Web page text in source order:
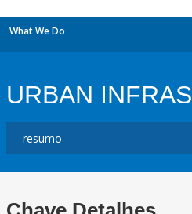
What We Do
URBAN